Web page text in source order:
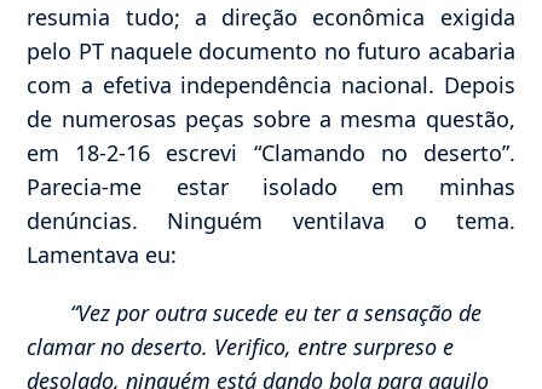
resumia tudo; a direção econômica exigida
pelo PT naquele documento no futuro acabaria
com a efetiva independência nacional. Depois
de numerosas peças sobre a mesma questão,
em 18-2-16 escrevi “Clamando no deserto”.
Parecia-me estar isolado em minhas
denúncias. Ninguém ventilava o tema.
Lamentava eu:
“Vez por outra sucede eu ter a sensação de
clamar no deserto. Verifico, entre surpreso e
desolado, ninguém está dando bola para aquilo